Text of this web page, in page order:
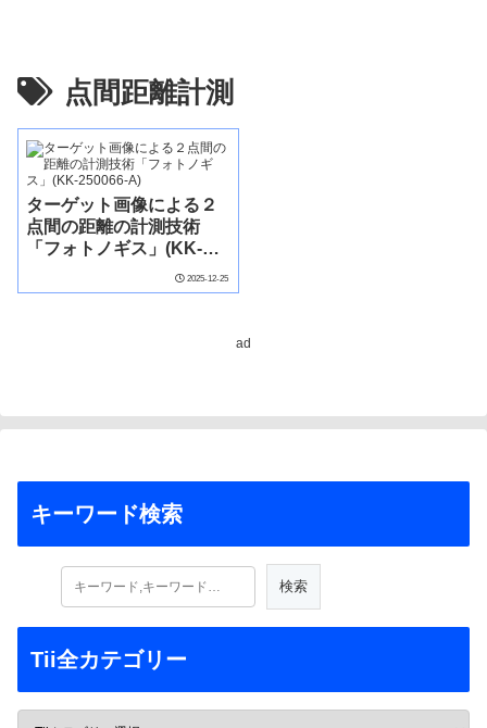
点間距離計測
ターゲット画像による２
点間の距離の計測技術
「フォトノギス」(KK-
2025-12-25
ad
キーワード検索
Tii全カテゴリー